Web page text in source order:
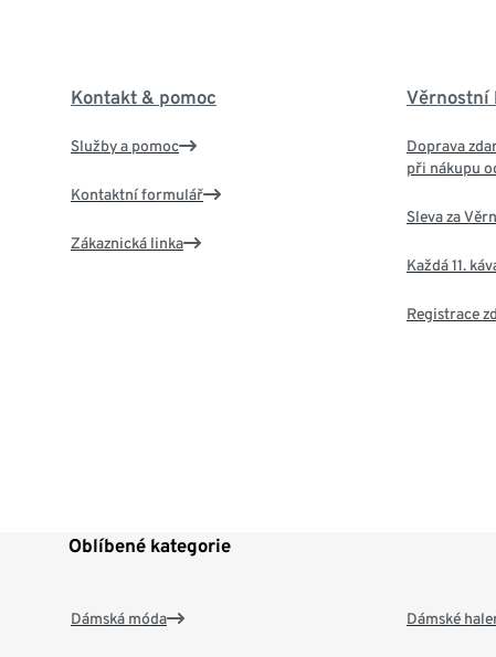
Kontakt & pomoc
Služby a pomoc
Kontaktní formulář
Zákaznická linka
Věrnostní
Doprava
při nákupu
Sleva za
Každá 11.
Registrace
Oblíbené kategorie
Dámská móda Dámské